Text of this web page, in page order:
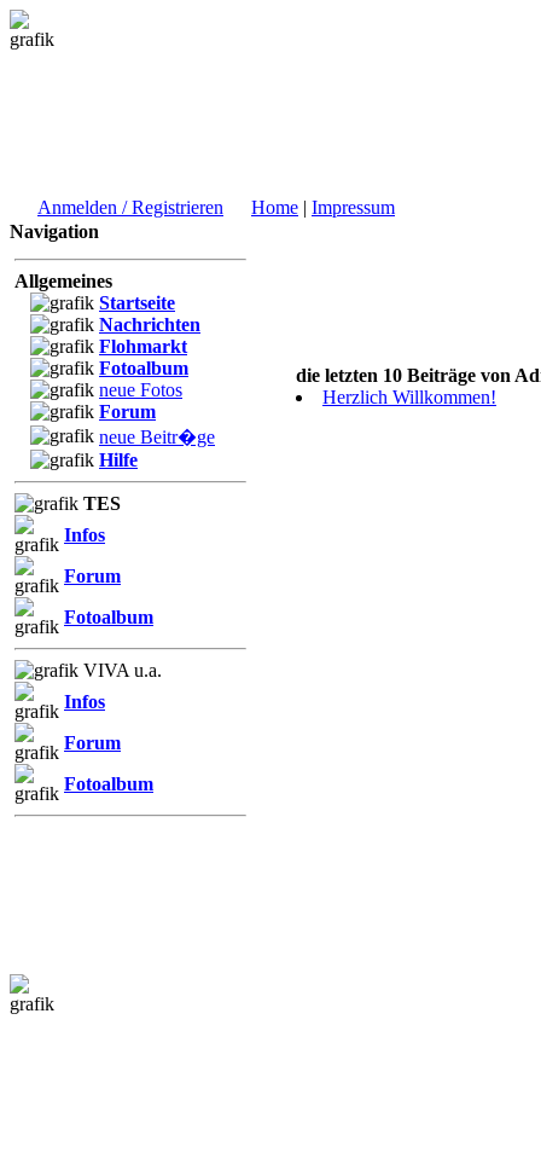
Anmelden / Registrieren Home | Impressum
Navigation
Allgemeines
Startseite
Nachrichten
Flohmarkt
Fotoalbum
neue Fotos
Forum
neue Beitr�ge
Hilfe
TES
Infos
Forum
Fotoalbum
VIVA u.a.
Infos
Forum
Fotoalbum
die letzten 10 Beiträge von
Herzlich Willkommen!